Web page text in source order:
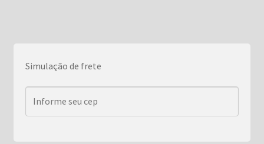
Simulação de frete